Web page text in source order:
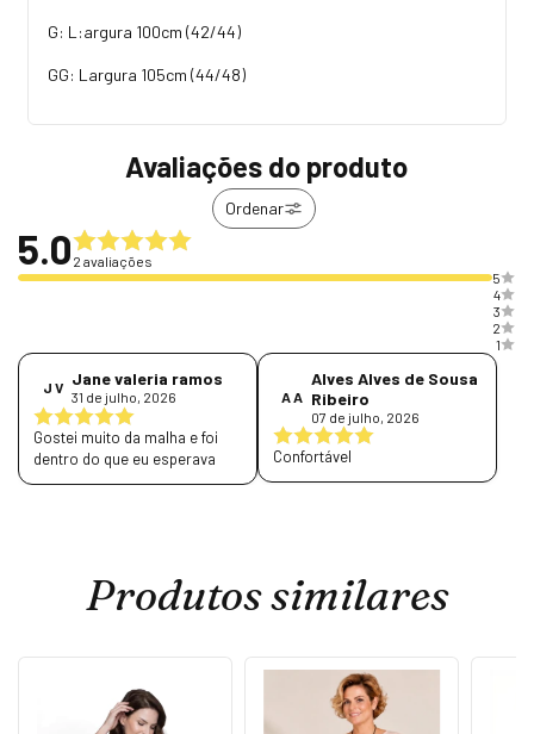
G: L:argura 100cm (42/44)
GG: Largura 105cm (44/48)
Avaliações do produto
Ordenar
5.0 2 avaliações
5
4
3
2
1
J V Jane valeria ramos
31 de julho, 2026
Gostei muito da malha e foi
dentro do que eu esperava
A A
Alves Alves de Sousa
Ribeiro
07 de julho, 2026
Confortável
Produtos similares